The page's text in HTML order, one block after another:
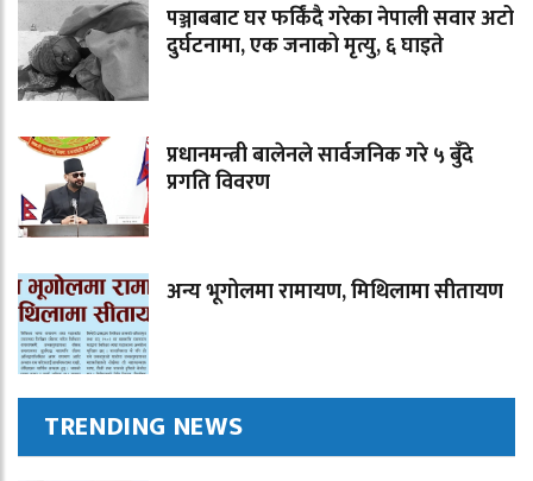
पञ्जाबबाट घर फर्किंदै गरेका नेपाली सवार अटो
दुर्घटनामा, एक जनाको मृत्यु, ६ घाइते
प्रधानमन्त्री बालेनले सार्वजनिक गरे ५ बुँदे
प्रगति विवरण
अन्य भूगोलमा रामायण, मिथिलामा सीतायण
TRENDING NEWS